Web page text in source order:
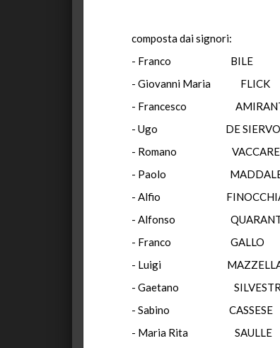
composta dai signori:
- Franco
- Giovanni Maria
- Francesco
- Ugo DE
- Romano
- Paolo
- Alfio
- Alfonso
- Franco
- Luigi
- Gaetano
- Sabino
- Maria Rita